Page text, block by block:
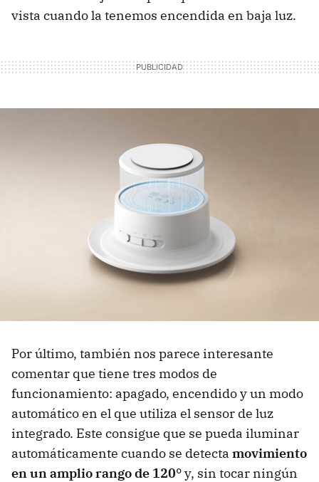
vista cuando la tenemos encendida en baja luz.
Por último, también nos parece interesante
comentar que tiene tres modos de
funcionamiento: apagado, encendido y un modo
automático en el que utiliza el sensor de luz
integrado. Este consigue que se pueda iluminar
automáticamente cuando se detecta movimiento
en un amplio rango de 120°y, sin tocar ningún